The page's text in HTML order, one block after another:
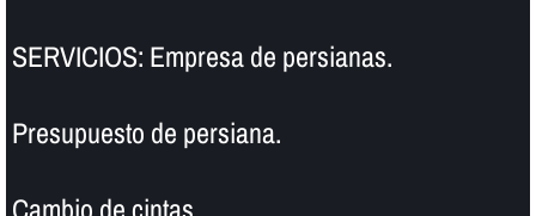
SERVICIOS: Empresa de persianas.
Presupuesto de persiana.
Cambio de cintas.